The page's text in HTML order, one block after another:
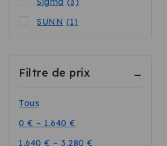
SUNN (1)
Filtre de prix
Tous
0 € – 1.640 €
1.640 € – 3.280 €